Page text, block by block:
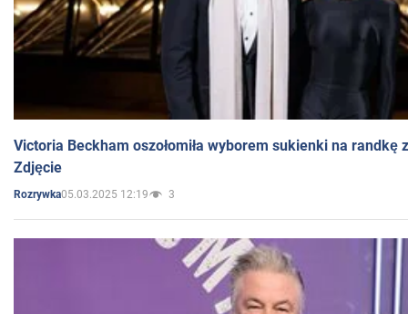
Victoria Beckham oszołomiła wyborem sukienki na randkę
Zdjęcie
Rozrywka05.03.2025 12:19 3